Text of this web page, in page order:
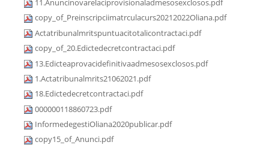
11.Anuncinovarelaciprovisionaladmesosexclosos.pdf
copy_of_Preinscripciimatrculacurs20212022Oliana.pdf
Actatribunalmritspuntuacitotalicontractaci.pdf
copy_of_20.Edictedecretcontractaci.pdf
13.Edicteaprovacidefinitivaadmesosexclosos.pdf
1.Actatribunalmrits21062021.pdf
18.Edictedecretcontractaci.pdf
000000118860723.pdf
InformedegestiOliana2020publicar.pdf
copy15_of_Anunci.pdf